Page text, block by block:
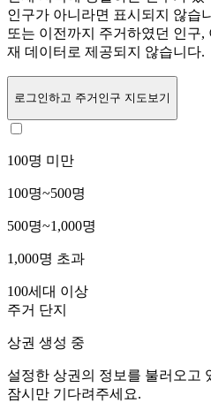
인구가 아니라면 표시되지 않습
또는 이전까지 주거하였던 인구,
재 데이터로 제공되지 않습니다.
로그인하고 주거인구 지도보기
100명 미만
100명~500명
500명~1,000명
1,000명 초과
100세대 이상
주거 단지
상권 생성 중
설정한 상권의 정보를 불러오고
잠시만 기다려주세요.